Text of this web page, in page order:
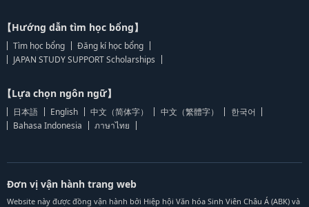
【Hướng dẫn tìm học bổng】
Tìm học bổng
Đăng kí học bổng
JAPAN STUDY SUPPORT Scholarships
【Lựa chọn ngôn ngữ】
日本語 English 中文（简体字） 中文（繁體字）
한국어
Bahasa Indonesia
ภาษาไทย
Đơn vị vận hành trang web
Website này được đồng vận hành bởi Hiệp hội Văn hóa Sinh Viên Châu Á (ABK) và